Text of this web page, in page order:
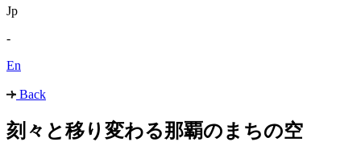
Jp
-
En
Back
刻々と移り変わる那覇のまちの空